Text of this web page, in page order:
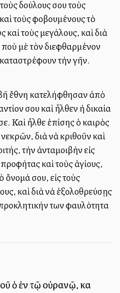
δούλους σου τοὺς
τοὺς φοβουμένους τὸ
καὶ τοὺς μεγάλους, καὶ διὰ
μὲ τὸν διεφθαρμένον
τὴν γῆν.
ἔθνη κατελήφθησαν ἀπὸ
σου καὶ ἦλθεν ἡ δικαία
Καὶ ἦλθε ἐπίσης ὁ καιρὸς
διὰ νὰ κριθοῦν καὶ
τὴν ἀνταμοιβὴν εἰς
καὶ τοὺς ἁγίους,
ὄνομά σου, εἰς τοὺς
καὶ διὰ νὰ ἐξολοθρεύσῃς
των φαυλότητα
ὁ ἐν τῷ οὐρανῷ, καὶ